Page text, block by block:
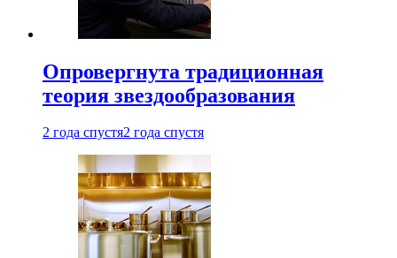
Опровергнута традиционная
теория звездообразования
2 года спустя2 года спустя